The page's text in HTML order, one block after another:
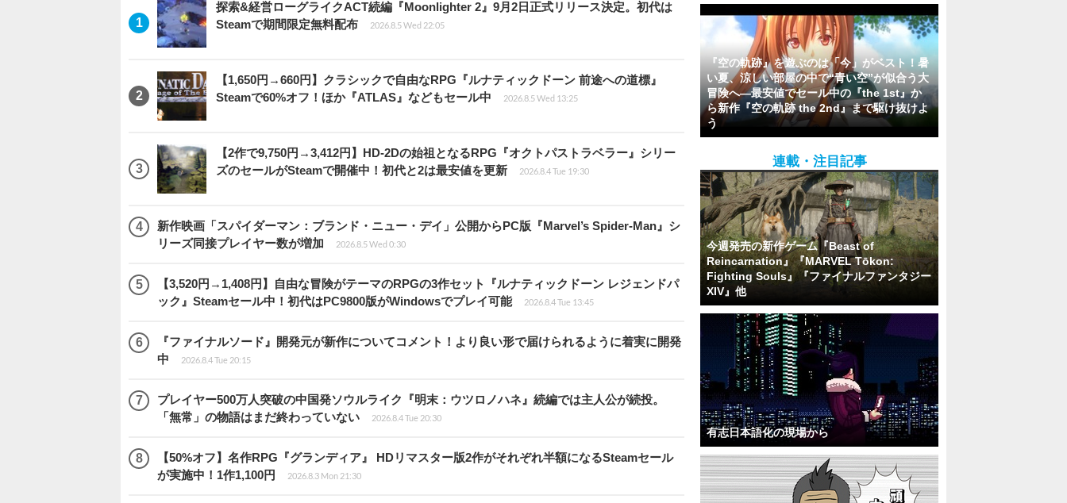
探索&経営ローグライクACT続編『Moonlighter 2』9月2日正式リリース決定。初代は
Steamで期間限定無料配布
2026.8.5 Wed 22:05
【1,650円→660円】クラシックで自由なRPG『ルナティックドーン 前途への道標』
Steamで60%オフ！ほか『ATLAS』などもセール中
2026.8.5 Wed 13:25
【2作で9,750円→3,412円】HD-2Dの始祖となるRPG『オクトパストラベラー』シリー
ズのセールがSteamで開催中！初代と2は最安値を更新
2026.8.4 Tue 19:30
新作映画「スパイダーマン：ブランド・ニュー・デイ」公開からPC版『Marvel’s Spider-Man』シ
リーズ同接プレイヤー数が増加
2026.8.5 Wed 0:30
【3,520円→1,408円】自由な冒険がテーマのRPGの3作セット『ルナティックドーン レジェンドパ
ック』Steamセール中！初代はPC9800版がWindowsでプレイ可能
2026.8.4 Tue 13:45
『ファイナルソード』開発元が新作についてコメント！より良い形で届けられるように着実に開発
中
2026.8.4 Tue 20:15
プレイヤー500万人突破の中国発ソウルライク『明末：ウツロノハネ』続編では主人公が続投。
「無常」の物語はまだ終わっていない
2026.8.4 Tue 20:30
【50%オフ】名作RPG『グランディア』 HDリマスター版2作がそれぞれ半額になるSteamセール
が実施中！1作1,100円
2026.8.3 Mon 21:30
『空の軌跡』を遊ぶのは「今」がベスト！暑
い夏、涼しい部屋の中で“青い空”が似合う大
冒険へ―最安値でセール中の『the 1st』か
ら新作『空の軌跡 the 2nd』まで駆け抜けよ
う
連載・注目記事
今週発売の新作ゲーム『Beast of
Reincarnation』『MARVEL Tōkon:
Fighting Souls』『ファイナルファンタジー
XIV』他
有志日本語化の現場から